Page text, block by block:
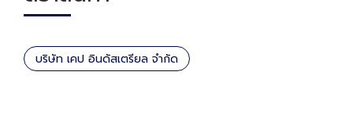
บริษัท เคป อินดัสเตรียล จำกัด